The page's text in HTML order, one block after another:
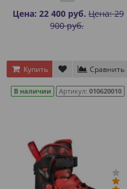
Цена: 22 400 руб. Цена: 29
900 руб.
Купить Сравнить
В наличии Артикул: 010620010